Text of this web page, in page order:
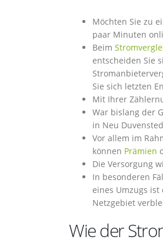
Möchten Sie zu
paar Minuten
Beim
entscheiden Sie
Sie sich letzten
Mit Ihrer
War bislang der
in Neu
Vor allem im
können Prämien
Die Versorgung
In besonderen
eines Umzugs
Netzgebiet
Wie der